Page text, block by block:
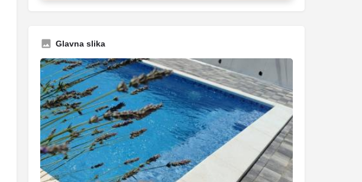
Glavna slika